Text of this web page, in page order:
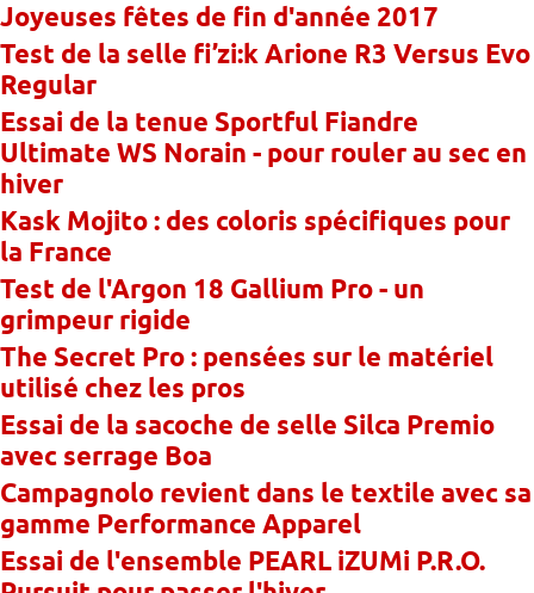
Joyeuses fêtes de fin d'année 2017
Test de la selle fi’zi:k Arione R3 Versus Evo
Regular
Essai de la tenue Sportful Fiandre
Ultimate WS Norain - pour rouler au sec en
hiver
Kask Mojito : des coloris spécifiques pour
la France
Test de l'Argon 18 Gallium Pro - un
grimpeur rigide
The Secret Pro : pensées sur le matériel
utilisé chez les pros
Essai de la sacoche de selle Silca Premio
avec serrage Boa
Campagnolo revient dans le textile avec sa
gamme Performance Apparel
Essai de l'ensemble PEARL iZUMi P.R.O.